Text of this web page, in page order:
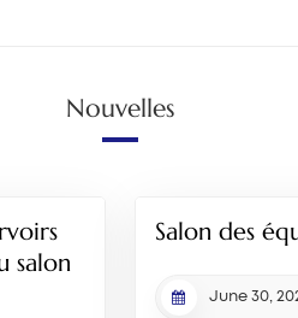
Nouvelles
salon
Salon des
June 30,